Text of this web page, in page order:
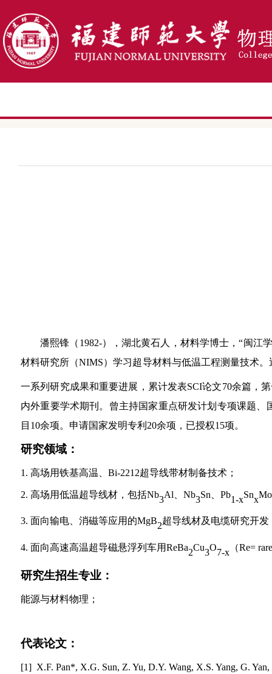
潘熙锋（ 1982-），湖北黄石人，材料学博士，“闽江
材料研究所（NIMS）学习超导材料与低温工程测量技术
一系列研究成果和重要进展，累计发表SCI论文70余篇，
内外重要学术期刊。曾主持国家重点研发计划专项课题
目 10余项。申请国家发明专利 20余项，已授权15项。
研究领域：
1. 高场用铁基高温、 Bi-2212超导线带材制备技术；
2. 高场用低温超导线材，包括Nb3Al Nb3Sn Pb1-xSnxMo
3. 面向输电、消磁等应用的MgB2超导线材及电缆研究开发
4. 面向高速高温超导磁悬浮列车用ReBa2Cu3O7-x （Re=
研究生招生专业：
能源与材料物理；
代表论文：
[1] X.F. Pan*, X.G. Sun, Z. Yu, D.Y. Wang, X.S. Yang, G.